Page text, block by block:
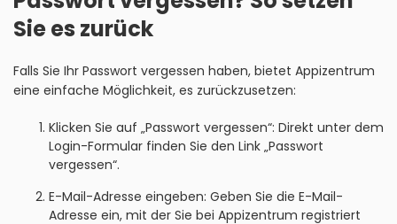
Sie es zurück
Falls Sie Ihr Passwort vergessen haben, bietet Appizentrum
eine einfache Möglichkeit, es zurückzusetzen:
Klicken Sie auf „Passwort vergessen“: Direkt unter dem
Login-Formular finden Sie den Link „Passwort
vergessen“.
E-Mail-Adresse eingeben: Geben Sie die E-Mail-
Adresse ein, mit der Sie bei Appizentrum registriert